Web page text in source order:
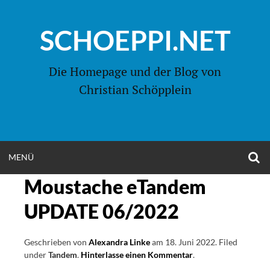
springenSCHOEPPI.NET
Die Homepage und der Blog von
Christian Schöpplein
MENÜ
MENU
Moustache eTandem
UPDATE 06/2022
Geschrieben von Alexandra Linkeam 18. Juni 2022. Filed
underTandem. Hinterlasse einen Kommentaron
.